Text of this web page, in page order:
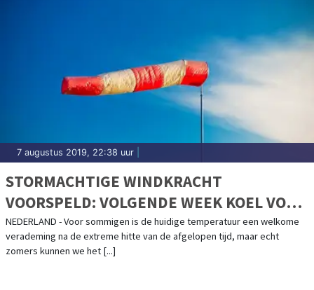
7 augustus 2019, 22:38 uur
STORMACHTIGE WINDKRACHT
VOORSPELD: VOLGENDE WEEK KOEL VOOR
TIJD VAN HET JAAR
NEDERLAND - Voor sommigen is de huidige temperatuur een welkome
verademing na de extreme hitte van de afgelopen tijd, maar echt
zomers kunnen we het [...]